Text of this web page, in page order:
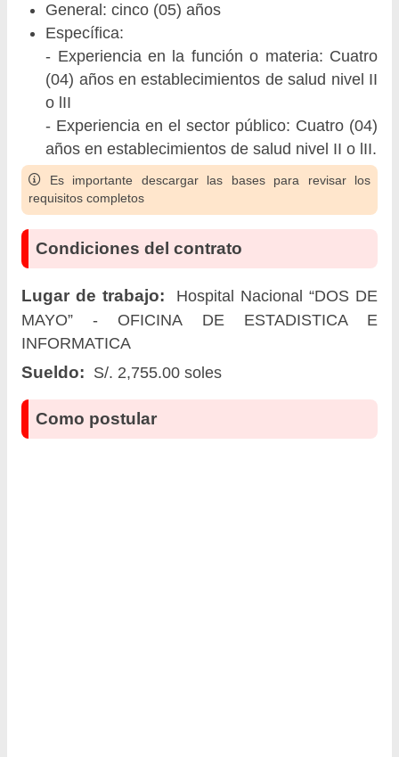
General: cinco (05) años
Específica:
- Experiencia en la función o materia: Cuatro
(04) años en establecimientos de salud nivel II
o lII
- Experiencia en el sector público: Cuatro (04)
años en establecimientos de salud nivel II o lII.
Es importante descargar las bases para revisar los
requisitos completos
Condiciones del contrato
Lugar de trabajo:
Hospital Nacional “DOS DE
MAYO” - OFICINA DE ESTADISTICA E
INFORMATICA
Sueldo: S/. 2,755.00 soles
Como postular